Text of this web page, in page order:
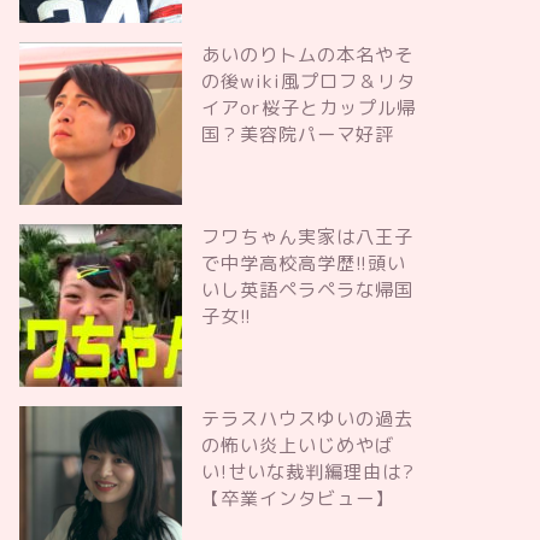
あいのりトムの本名やそ
の後wiki風プロフ＆リタ
イアor桜子とカップル帰
国？美容院パーマ好評
フワちゃん実家は八王子
で中学高校高学歴!!頭い
いし英語ペラペラな帰国
子女!!
テラスハウスゆいの過去
の怖い炎上いじめやば
い!せいな裁判編理由は?
【卒業インタビュー】